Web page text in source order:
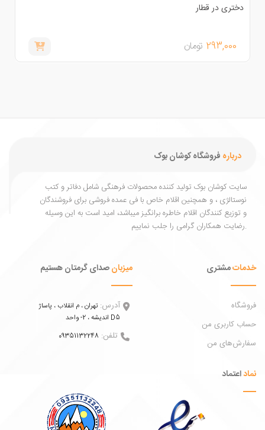
در قطار
293,000تومان
فروشگاه کوشان بوک
کوشان بوک تولید کننده محصولات فرهنگی شامل دفاتر و کتب
، و همچنین اقلام خاص با فی عمده فروشی برای فروشندگان
کنندگان اقلام خاطره برانگیز میباشد، امید است به این وسیله
مشتری
کاربری من
من
صدای گرمتان هستیم
آدرس:تهران ، م انقلاب ، پاساژ
تلفن:09351132248